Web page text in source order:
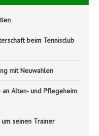
beim Tennisclub
mit Neuwahlen
an Alten- und Pflegeheim
seinen Trainer